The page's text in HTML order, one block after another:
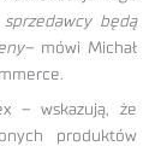
będą
mówi Michał
– wskazują, że
produktów